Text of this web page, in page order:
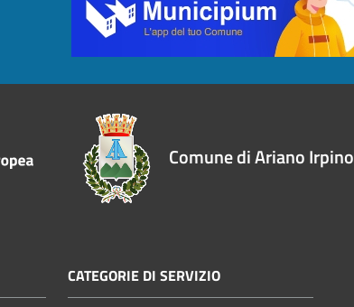
Comune di Ariano Irpino
CATEGORIE DI SERVIZIO